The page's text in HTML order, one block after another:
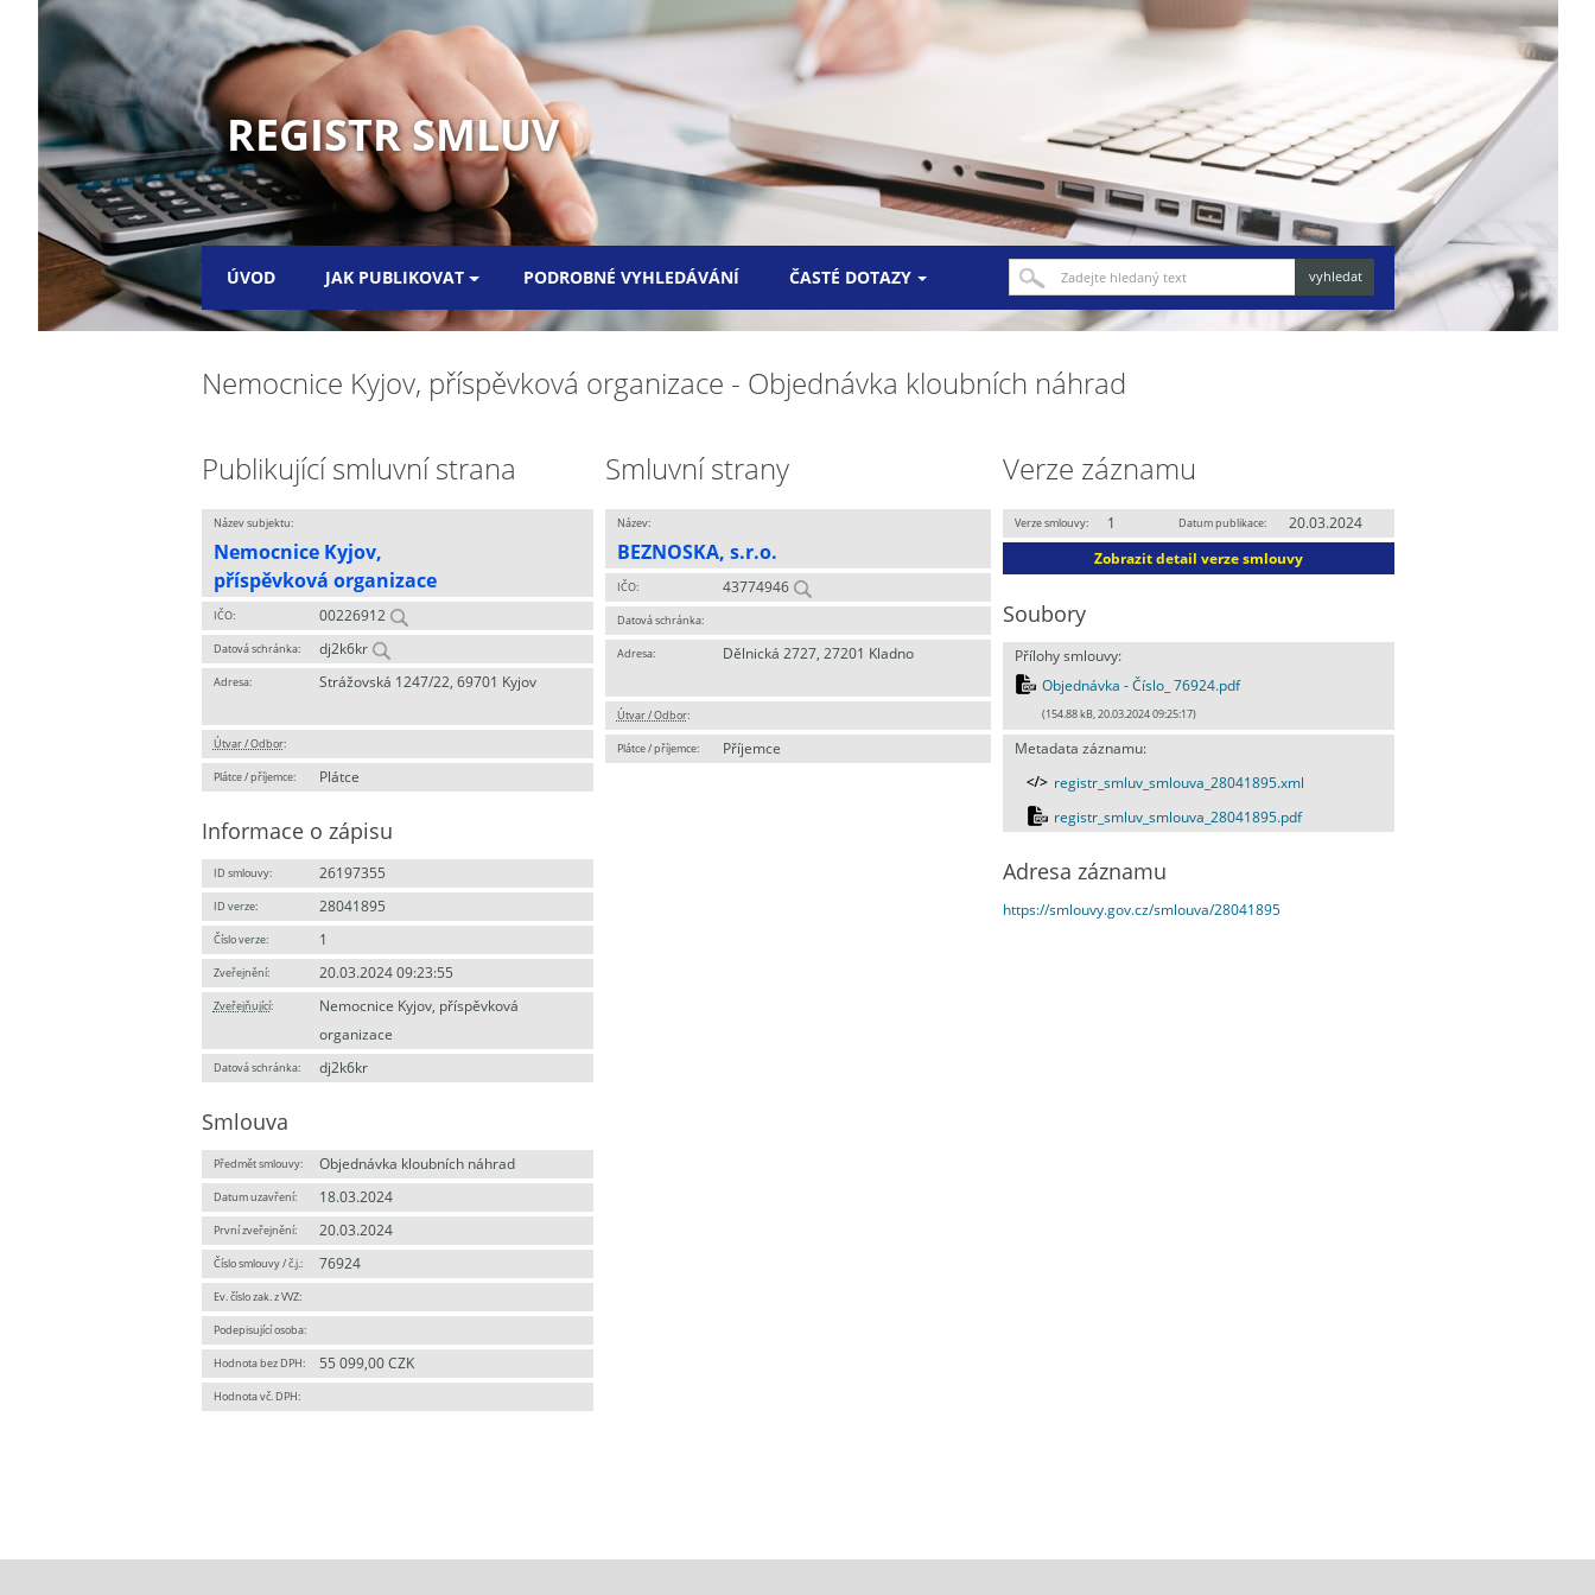
REGISTR SMLUV
ÚVOD JAK PUBLIKOVAT PODROBNÉ VYHLEDÁVÁNÍ ČASTÉ DOTAZY
Nemocnice Kyjov, příspěvková organizace - Objednávka kloubních náhrad
Publikující smluvní strana
Název subjektu:
Nemocnice Kyjov,
příspěvková organizace
IČO: 00226912
Datová schránka: dj2k6kr
Adresa: Strážovská 1247/22, 69701 Kyjov
Útvar / Odbor:
Plátce / příjemce: Plátce
Informace o zápisu
ID smlouvy: 26197355
ID verze: 28041895
Číslo verze: 1
Zveřejnění: 20.03.2024 09:23:55
Zveřejňující:
Nemocnice Kyjov, příspěvková
organizace
Datová schránka: dj2k6kr
Smlouva
Předmět smlouvy: Objednávka kloubních náhrad
Datum uzavření: 18.03.2024
První zveřejnění: 20.03.2024
Číslo smlouvy / č.j.: 76924
Ev. číslo zak. z VVZ:
Podepisující osoba:
Hodnota bez DPH: 55 099,00 CZK
Hodnota vč. DPH:
Smluvní strany
Název:
BEZNOSKA, s.r.o.
IČO: 43774946
Datová schránka:
Adresa: Dělnická 2727, 27201 Kladno
Útvar / Odbor:
Plátce / příjemce: Příjemce
Verze záznamu
Verze smlouvy: 1 Datum publikace:
20.03.2024
Zobrazit detail verze smlouvy
Soubory
Přílohy smlouvy:
Objednávka - Číslo_ 76924.pdf
(154.88 kB, 20.03.2024 09:25:17)
Metadata záznamu:
registr_smluv_smlouva_28041895.xml
registr_smluv_smlouva_28041895.pdf
Adresa záznamu
https://smlouvy.gov.cz/smlouva/28041895